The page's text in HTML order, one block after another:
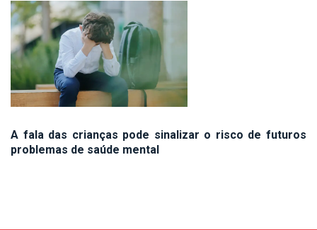
A fala das crianças pode sinalizar o risco de futuros
problemas de saúde mental